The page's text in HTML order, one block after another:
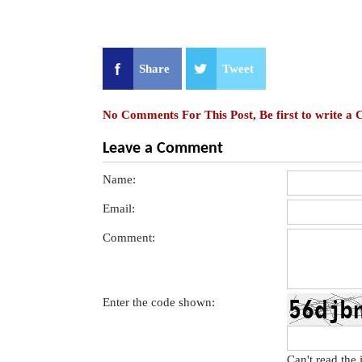
Share Tweet
No Comments For This Post, Be first to write a
Leave a Comment
Name:
Email:
Comment:
Enter the code shown: